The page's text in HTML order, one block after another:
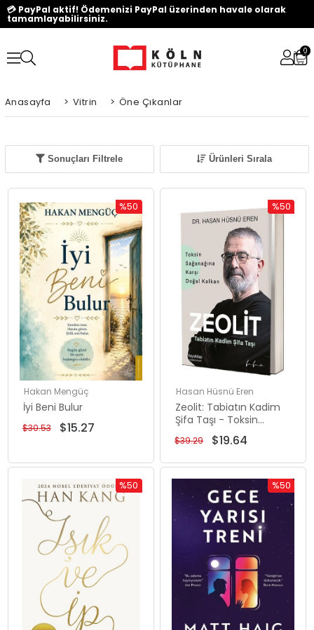
💳 PayPal aktif! Ödemenizi PayPal üzerinden havale olarak
tamamlayabilirsiniz.
0
Anasayfa > Vitrin > Öne Çıkanlar
Sonuçları Filtrele Ürünleri Sırala
Hakan Mengüç
İyi Beni Bulur
$15.27
$30.53
%50
İndirim
%50İndirim
Hasan Hüsnü Eren
Zeolit: Tabiatın Kadim
Şifa Taşı - Toksin
Sağanağına Karşı
Doğal Kalkan
$19.64
$39.29
%50
%50
İndirim
%50